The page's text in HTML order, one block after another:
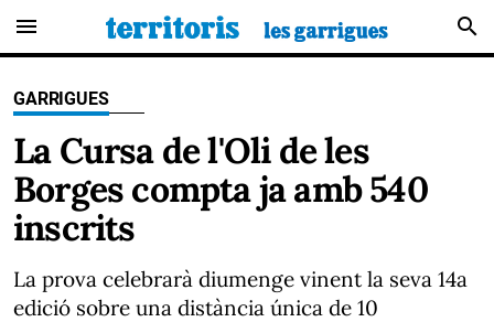
menu search
GARRIGUES
La Cursa de l'Oli de les
Borges compta ja amb 540
inscrits
La prova celebrarà diumenge vinent la seva 14a
edició sobre una distància única de 10